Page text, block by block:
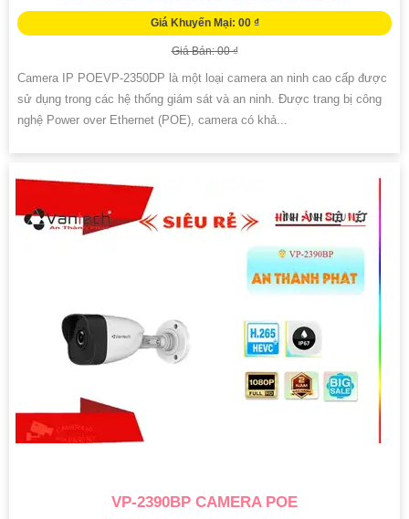
Giá Khuyến Mại: 00 ₫
Giá Bán: 00 ₫
Camera IP POEVP-2350DP là một loại camera an ninh cao cấp được
sử dụng trong các hệ thống giám sát và an ninh. Được trang bị công
nghệ Power over Ethernet (POE), camera có khả...
VP-2390BP CAMERA POE